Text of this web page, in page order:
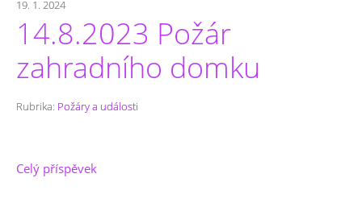
19. 1. 2024
14.8.2023 Požár
zahradního domku
Rubrika: Požáry a události
Celý příspěvek